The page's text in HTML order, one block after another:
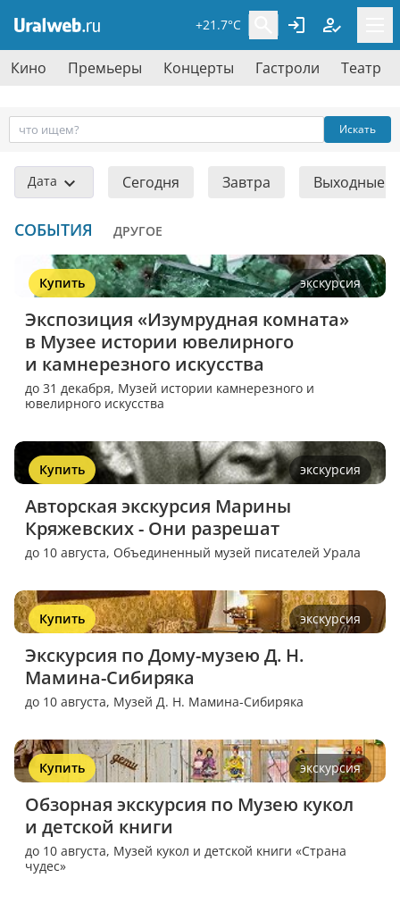
+21.7°C
Кино Премьеры Концерты Гастроли Театр
Искать
Дата Сегодня Завтра Выходные
СОБЫТИЯ ДРУГОЕ
Купить экскурсия
Экспозиция «Изумрудная комната»
в Музее истории ювелирного
и камнерезного искусства
до 31 декабря, Музей истории камнерезного и
ювелирного искусства
Купить экскурсия
Авторская экскурсия Марины
Кряжевских - Они разрешат
до 10 августа, Объединенный музей писателей Урала
Купить экскурсия
Экскурсия по Дому-музею Д. Н.
Мамина-Сибиряка
до 10 августа, Музей Д. Н. Мамина-Сибиряка
Купить экскурсия
Обзорная экскурсия по Музею кукол
и детской книги
до 10 августа, Музей кукол и детской книги «Страна
чудес»